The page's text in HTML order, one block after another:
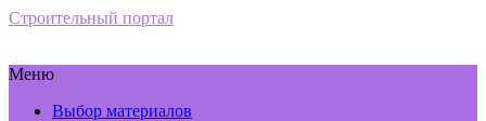
Строительный портал
Меню
Выбор материалов